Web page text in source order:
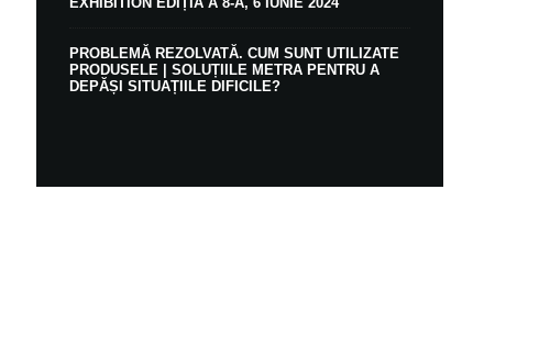
PROBLEMĂ REZOLVATĂ. CUM SUNT UTILIZATE
PRODUSELE | SOLUȚIILE METRA PENTRU A
DEPĂȘI SITUAȚIILE DIFICILE?